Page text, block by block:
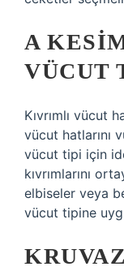
A
VÜCUT
Kıvrımlı vücut
vücut hatlarını
vücut tipi için
kıvrımlarını
elbiseler veya
vücut tipine